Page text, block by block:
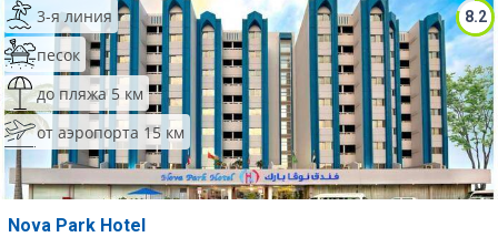
8.2
3-я линия
песок
до пляжа 5 км
от аэропорта 15 км
Nova Park Hotel